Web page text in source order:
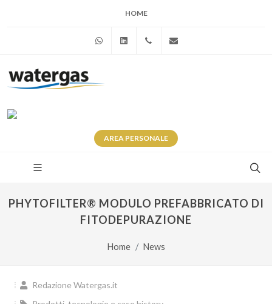
HOME
WhatsAppLinkedin+39 345 281 0246
AREA PERSONALE
PHYTOFILTER® MODULO PREFABBRICATO DI
FITODEPURAZIONE
Home News
Redazione Watergas.it